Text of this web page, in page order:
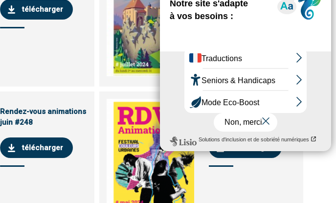
télécharger télécharger
Rendez-vous animations
juin #248
télécharger
avril #247